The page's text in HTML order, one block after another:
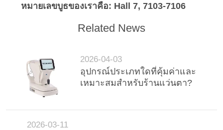
หมายเลขบูธของเราคือ: Hall 7, 7103-7106
Related News
2026-04-03
อุปกรณ์ประเภทใดที่คุ้มค่าและ
เหมาะสมสำหรับร้านแว่นตา?
2026-03-11